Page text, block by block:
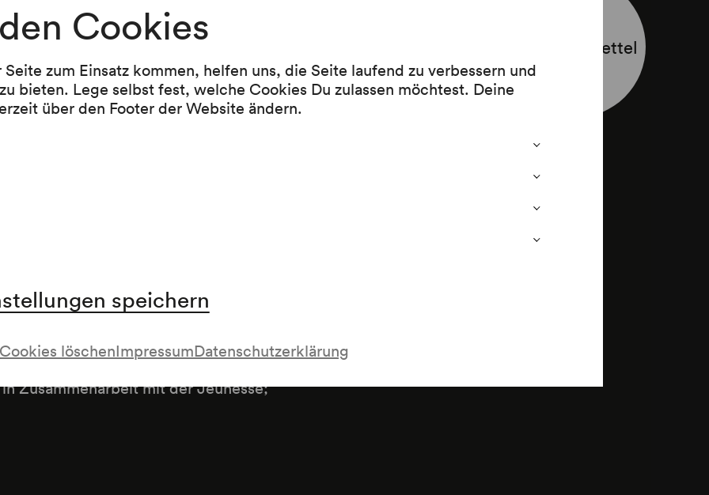
Cookies
zum Einsatz kommen, helfen uns, die Seite laufend zu verbessern und
bieten. Lege selbst fest, welche Cookies Du zulassen möchtest. Deine
über den Footer der Website ändern.
speichern
Cookies löschenImpressumDatenschutzerklärung
Rose Dorn (Fassung: Karin Schäfer)
Peter Iljitsch Tschaikowsky
Dornröschen. Ballett op. 66 (Teilaufführung in
Bearbeitung für Klavier) (1888–1889)
Programmzettel
Zusammenarbeit mit der Jeunesse;